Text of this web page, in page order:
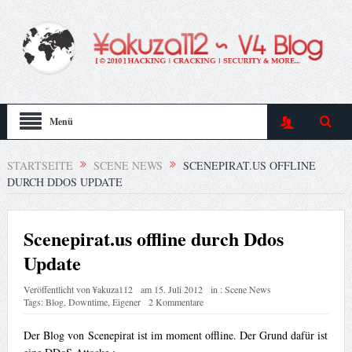
Menü
STARTSEITE SCENE NEWS
SCENEPIRAT.US OFFLINE
DURCH DDOS UPDATE
Scenepirat.us offline durch Ddos
Update
Veröffentlicht von¥akuza112 am 15. Juli 2012 in :Scene News
Tags:Blog, Downtime, Eigener 2 Kommentare
Der Blog von Scenepirat ist im moment offline. Der Grund dafür ist